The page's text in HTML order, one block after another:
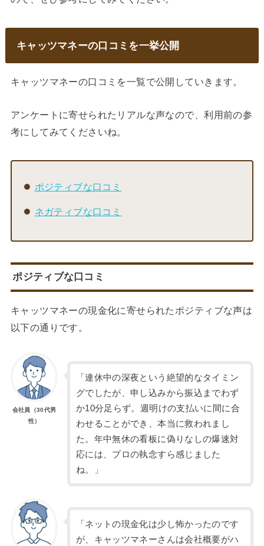
キャッツマネーの口コミを一挙公開
キャッツマネーの口コミを一覧で公開していきます。
アンケートに寄せられたリアルな声なので、利用前の参
考にしてみてくださいね。
ポジティブな口コミ
ネガティブな口コミ
ポジティブな口コミ
キャッツマネーの現金化に寄せられたポジティブな声は
以下の通りです。
会社員（30代男
性）
「連休中の深夜という絶望的なタイミン
グでしたが、申し込みから振込までわず
か10分足らず。週明けの支払いに間に合
わせることができ、本当に救われまし
た。年中無休の看板に偽りなしの爆速対
応には、プロの執念すら感じました
ね。」
「ネットの現金化は少し怖かったのです
が、キャッツマネーさんは会社概要がハ